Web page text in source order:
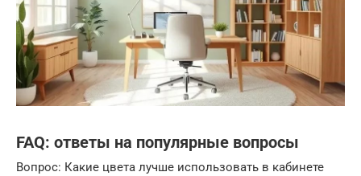
FAQ: ответы на популярные вопросы
Вопрос: Какие цвета лучше использовать в кабинете